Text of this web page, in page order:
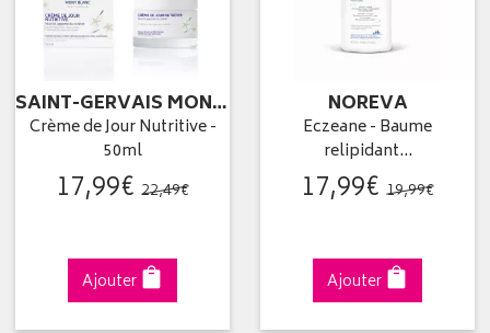
SAINT-GERVAIS MONT BLANC
Crème de Jour Nutritive -
50ml
17,99€ 22,49€
Ajouter
NOREVA
Eczeane - Baume
relipidant…
17,99€ 19,99€
Ajouter